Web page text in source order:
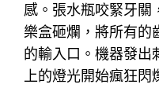
感。張水瓶咬緊牙關
樂盒砸爛，將所有的
的輸入口。機器發出
上的燈光開始瘋狂